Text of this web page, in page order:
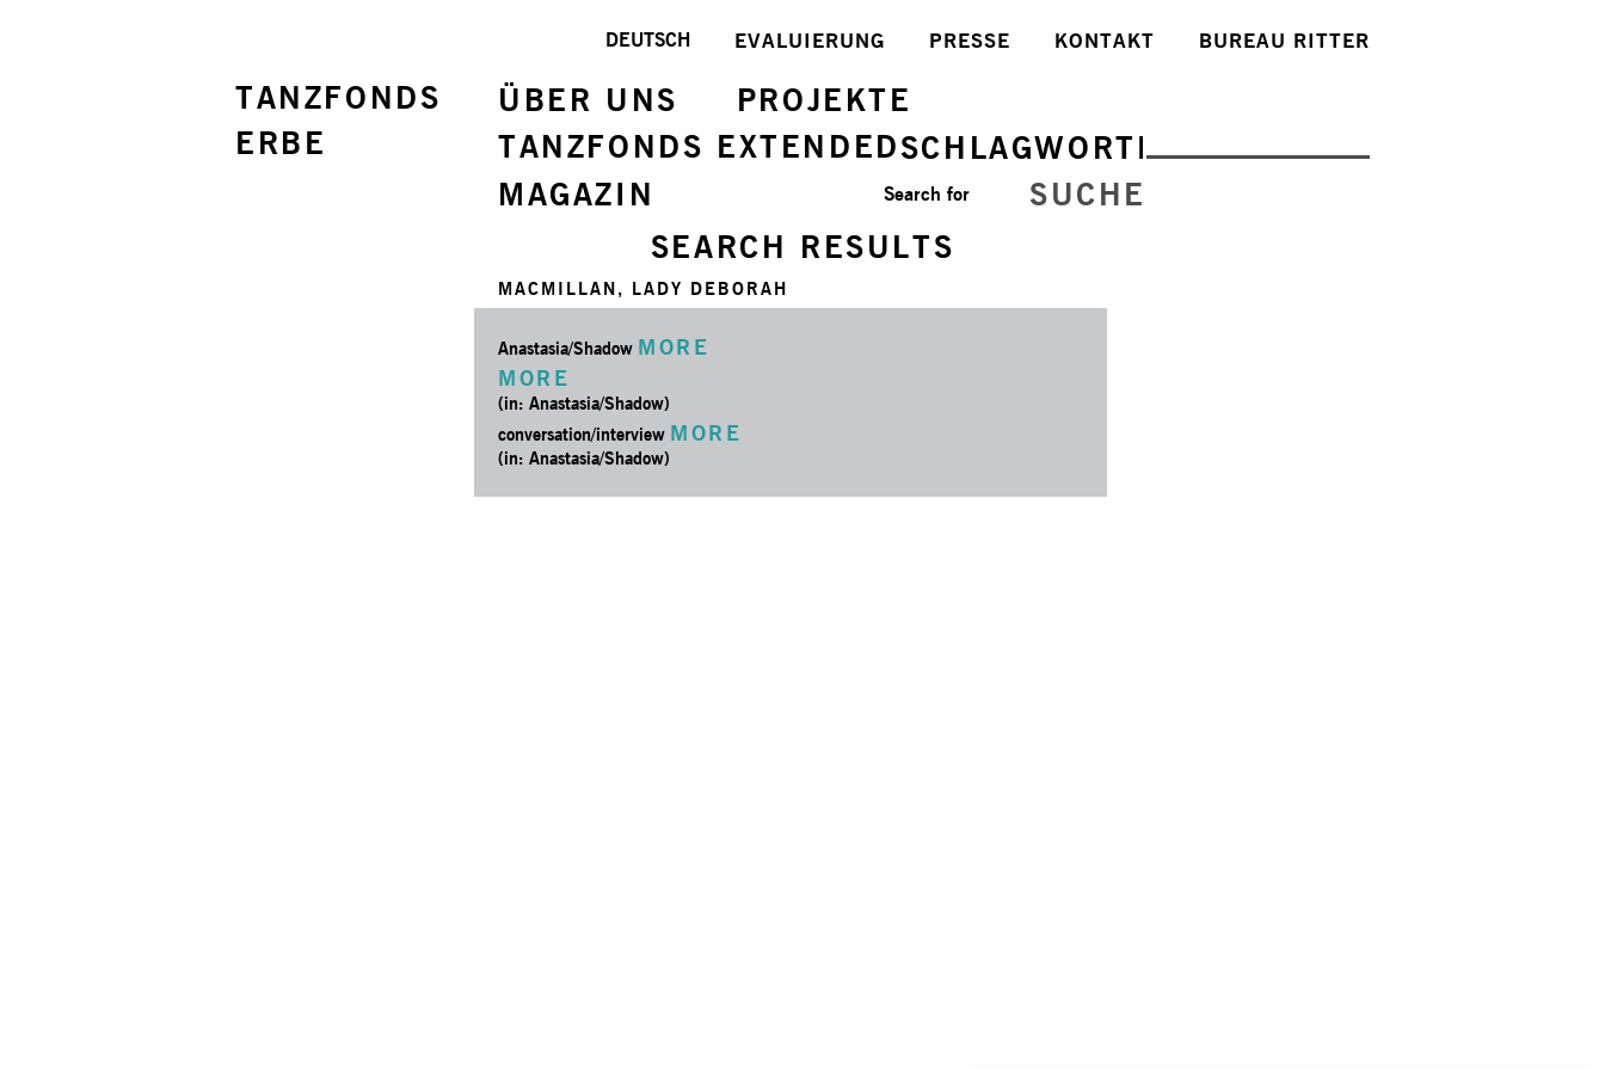
TANZFONDS
ERBE
BUREAU RITTER
KONTAKT
PRESSE
EVALUIERUNG
DEUTSCH
ÜBER UNS
PROJEKTE
TANZFONDS EXTENDEDSCHLAGWORTE
MAGAZIN
SUCHE
Search for
SEARCH RESULTS
MACMILLAN, LADY DEBORAH
Anastasia/­Shadow MORE
MORE
(in: Anastasia/­Shadow)
conversation/interview MORE
(in: Anastasia/­Shadow)